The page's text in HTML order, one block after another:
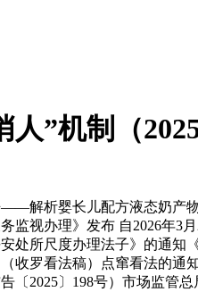
人”机制（
析婴长儿配方液态奶产物
监视办理》发布 自2026年3
处所尺度办理法子》的通知
收罗看法稿）点窜看法的通
〔2025〕198号）市场监管